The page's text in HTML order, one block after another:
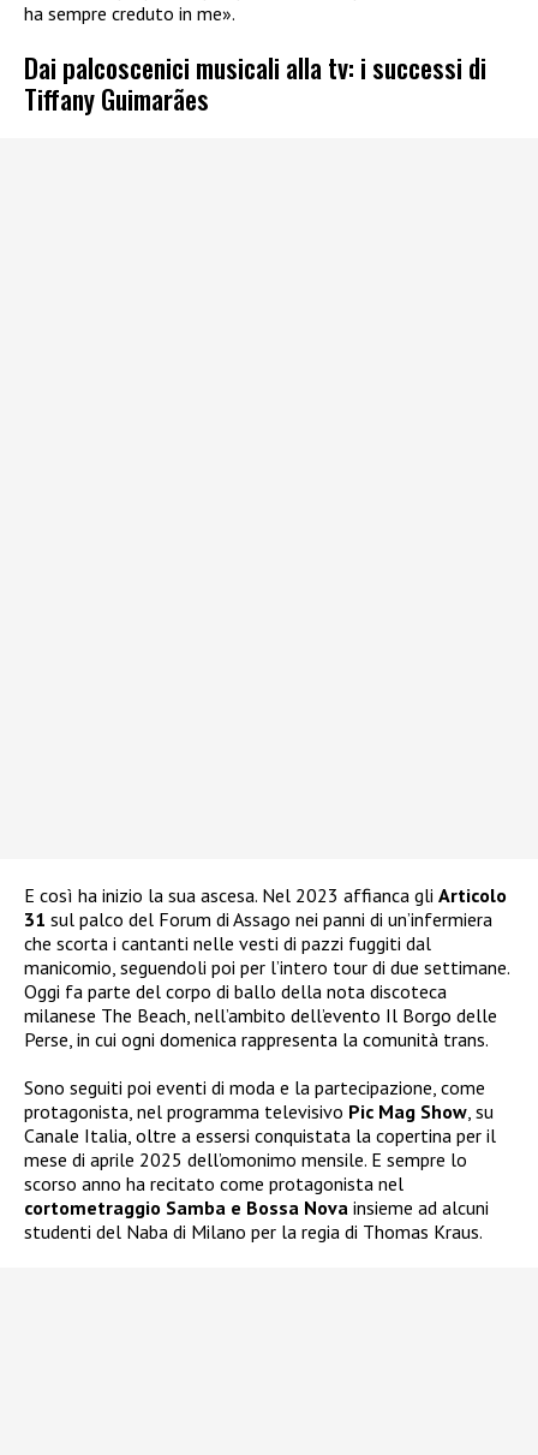
ha sempre creduto in me».
Dai palcoscenici musicali alla tv: i successi di
Tiffany Guimarães
E così ha inizio la sua ascesa. Nel 2023 affianca gli Articolo
31 sul palco del Forum di Assago nei panni di un’infermiera
che scorta i cantanti nelle vesti di pazzi fuggiti dal
manicomio, seguendoli poi per l’intero tour di due settimane.
Oggi fa parte del corpo di ballo della nota discoteca
milanese The Beach, nell’ambito dell’evento Il Borgo delle
Perse, in cui ogni domenica rappresenta la comunità trans.
Sono seguiti poi eventi di moda e la partecipazione, come
protagonista, nel programma televisivo Pic Mag Show, su
Canale Italia, oltre a essersi conquistata la copertina per il
mese di aprile 2025 dell’omonimo mensile. E sempre lo
scorso anno ha recitato come protagonista nel
cortometraggio Samba e Bossa Nova insieme ad alcuni
studenti del Naba di Milano per la regia di Thomas Kraus.